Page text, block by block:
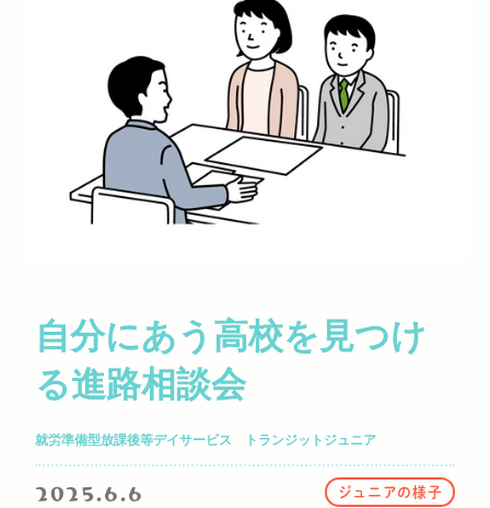
自分にあう高校を見つけ
る進路相談会
就労準備型放課後等デイサービス トランジットジュニア
2025.6.6 ジュニアの様子